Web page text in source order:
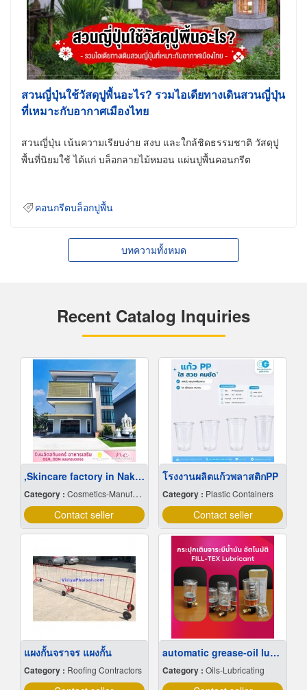
สวนญี่ปุ่นใช้วัสดุปูพื้นอะไร? รวมไอเดียทางเดินสวนญี่ปุ่น
ที่เหมาะกับอากาศเมืองไทย
สวนญี่ปุ่น เน้นความเรียบง่าย สงบ และใกล้ชิดธรรมชาติ วัสดุปู
พื้นที่นิยมใช้ ได้แก่ บล็อกลายไม้หมอน แผ่นปูพื้นคอนกรีต
คอนกรีตบล็อกปูพื้น
บทความทั้งหมด
Recent Catalog Inquiries
,Skincare factory in Nakhon Pathom
Category : Cosmetics-Manufacturers Service
Contact seller
โรงงานผลิตแก้วพลาสติกPP
Category : Plastic Containers
Contact seller
แผงกั้นจราจร แผงกั้น
Category : Roofing Contractors
automatic grease-oil lubricator
Category : Oils-Lubricating